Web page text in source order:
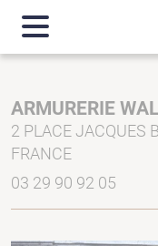
ARMURERIE
2 PLACE JACQUES
FRANCE
03 29 90 92 05